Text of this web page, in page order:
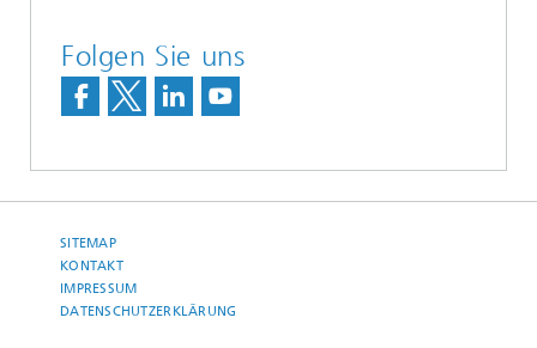
Folgen Sie uns
SITEMAP
KONTAKT
IMPRESSUM
DATENSCHUTZERKLÄRUNG